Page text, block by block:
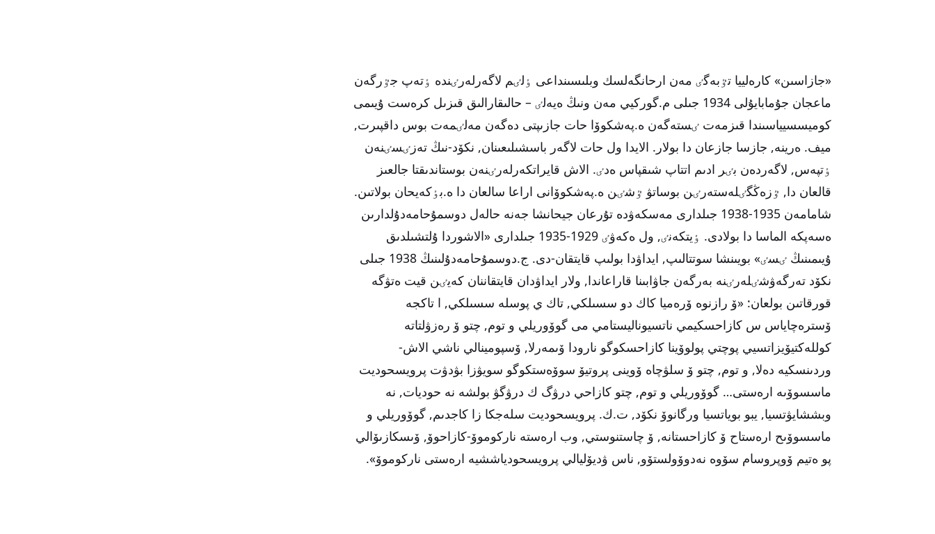
«جازاسىن» كارەلييا تٷبەگٸ مەن ارحانگەلسك وبلىسىنداعى ٶلٸم لاگەرلەرٸندە ٶتەپ جٷرگەن
ماعجان جۇمابايۇلى 1934 جىلى م.گوركيي مەن ونىڭ ەيەلٸ – حالىقارالىق قىزىل كرەست ۇيىمى
كوميسسيياسىندا قىزمەت ٸستەگەن ە.پەشكوۆا حات جازىپتى دەگەن مەلٸمەت بوس داقپىرت,
ميف. ەرينە, جازسا جازعان دا بولار. الايدا ول حات لاگەر باسشىلىعىنان, نكۆد-نىڭ تەزٸسٸنەن
ٶتپەس, لاگەردەن بٸر ادىم اتتاپ شىقپاس ەدٸ. الاش قايراتكەرلەرٸنەن بوستاندىقتا جالعىز
قالعان دا, ٷزەڭگٸلەستەرٸن بوساتۋ ٷشٸن ە.پەشكوۆانى اراعا سالعان دا ە.بٶكەيحان بولاتىن.
شامامەن 1935-1938 جىلدارى مەسكەۋدە تۇرعان جيحانشا جەنە حالەل دوسمۇحامەدۇلدارىن
ەسەپكە الماسا دا بولادى. ٶيتكەنٸ, ول ەكەۋٸ 1929-1935 جىلدارى «الاشوردا ۇلتشىلدىق
ۇيىمىنىڭ ٸسٸ» بويىنشا سوتتالىپ, ايداۋدا بولىپ قايتقان-دى. ج.دوسمۇحامەدۇلىنىڭ 1938 جىلى
نكۆد تەرگەۋشٸلەرٸنە بەرگەن جاۋابىنا قاراعاندا, ولار ايداۋدان قايتقاننان كەيٸن قيت ەتۋگە
قورقاتىن بولعان: «ۆ رازنوە ۆرەميا كاك دو سسىلكي, تاك ي پوسلە سسىلكي, ا تاكجە
ۆسترەچاياس س كازاحسكيمي ناتسيوناليستامي مى گوۆوريلي و توم, چتو ۆ رەزۋلتاتە
كوللەكتيۆيزاتسيي پوچتي پولوۆينا كازاحسكوگو نارودا ۆىمەرلا, ۆسپومينالي ناشي الاش-
وردىنسكيە دەلا, و توم, چتو ۆ سلۋچاە ۆوينى پروتيۆ سوۆەستكوگو سويۋزا بۋدۋت پرويسحوديت
ماسسوۆىە ارەستى… گوۆوريلي و توم, چتو كازاحي درۋگ ك درۋگۋ بولشە نە حوديات, نە
وبششايۋتسيا, يبو بوياتسيا ورگانوۆ نكۆد, ت.ك. پرويسحوديت سلەجكا زا كاجدىم, گوۆوريلي و
ماسسوۆىح ارەستاح ۆ كازاحستانە, ۆ چاستنوستي, وب ارەستە ناركوموۆ-كازاحوۆ, ۆىسكازىۆالي
پو ەتيم ۆوپروسام سۆوە نەدوۆولستۆو, ناس ۋديۆليالي پرويسحودياششيە ارەستى ناركوموۆ».